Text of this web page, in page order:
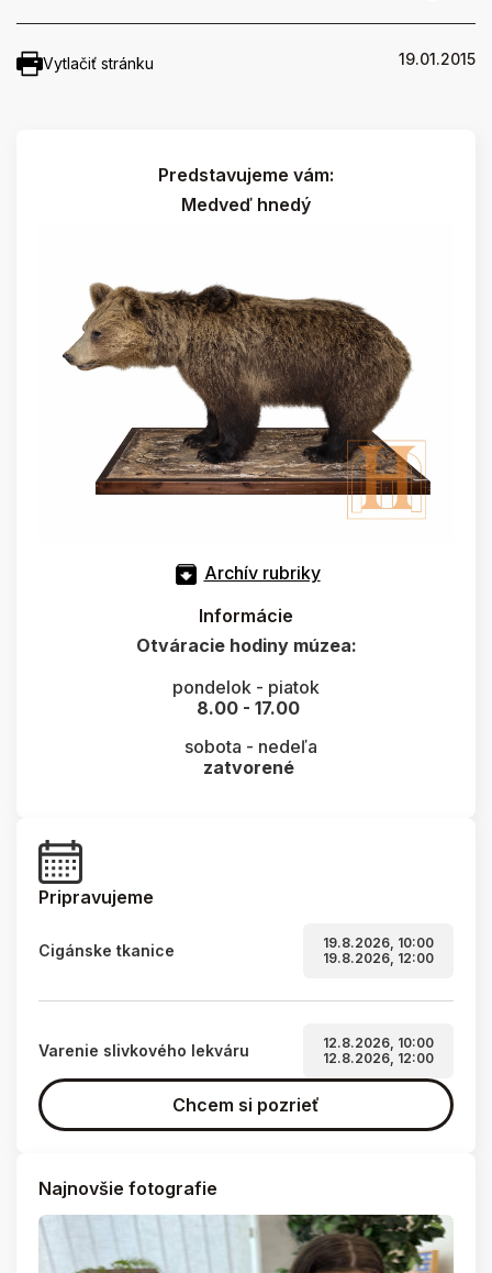
Vytlačiť stránku 19.01.2015
Predstavujeme vám:
Medveď hnedý
Archív rubriky
Informácie
Otváracie hodiny múzea:
pondelok - piatok
8.00 - 17.00
sobota - nedeľa
zatvorené
Pripravujeme
Cigánske tkanice
19.8.2026, 10:00
19.8.2026, 12:00
Varenie slivkového lekváru
12.8.2026, 10:00
12.8.2026, 12:00
Chcem si pozrieť
Najnovšie fotografie